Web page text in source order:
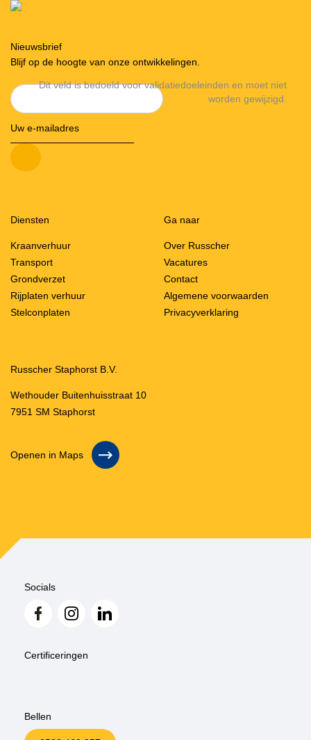
Nieuwsbrief
Blijf op de hoogte van onze ontwikkelingen.
Dit veld is bedoeld voor validatiedoeleinden en moet niet
worden gewijzigd.
Diensten
Kraanverhuur
Transport
Grondverzet
Rijplaten verhuur
Stelconplaten
Ga naar
Over Russcher
Vacatures
Contact
Algemene voorwaarden
Privacyverklaring
Russcher Staphorst B.V.
Wethouder Buitenhuisstraat 10
7951 SM Staphorst
Openen in Maps
Socials
Certificeringen
Bellen